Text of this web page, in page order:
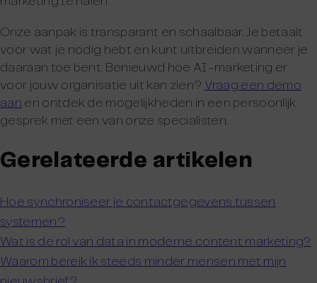
Onze aanpak is transparant en schaalbaar. Je betaalt
voor wat je nodig hebt en kunt uitbreiden wanneer je
daaraan toe bent. Benieuwd hoe AI-marketing er
voor jouw organisatie uit kan zien? Vraag een demo
aan en ontdek de mogelijkheden in een persoonlijk
gesprek met een van onze specialisten.
Gerelateerde artikelen
Hoe synchroniseer je contactgegevens tussen
systemen?
Wat is de rol van data in moderne content marketing?
Waarom bereik ik steeds minder mensen met mijn